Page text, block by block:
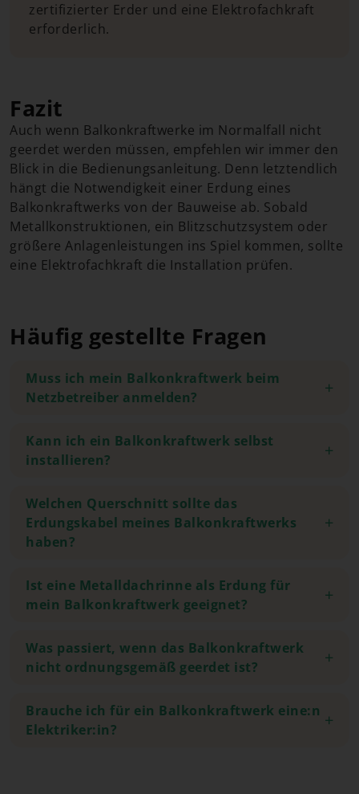
zertifizierter Erder und eine Elektrofachkraft
erforderlich.
Fazit
Auch wenn Balkonkraftwerke im Normalfall nicht
geerdet werden müssen, empfehlen wir immer den
Blick in die Bedienungsanleitung. Denn letztendlich
hängt die Notwendigkeit einer Erdung eines
Balkonkraftwerks von der Bauweise ab. Sobald
Metallkonstruktionen, ein Blitzschutzsystem oder
größere Anlagenleistungen ins Spiel kommen, sollte
eine Elektrofachkraft die Installation prüfen.
Häufig gestellte Fragen
Muss ich mein Balkonkraftwerk beim
Netzbetreiber anmelden?
Kann ich ein Balkonkraftwerk selbst
installieren?
Welchen Querschnitt sollte das
Erdungskabel meines Balkonkraftwerks
haben?
Ist eine Metalldachrinne als Erdung für
mein Balkonkraftwerk geeignet?
Was passiert, wenn das Balkonkraftwerk
nicht ordnungsgemäß geerdet ist?
Brauche ich für ein Balkonkraftwerk eine:n
Elektriker:in?